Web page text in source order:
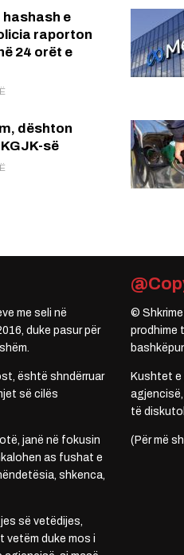
hashash e
raporton
24 orët e
dështon
së
me seli në
duke pasur për
është shndërruar
së cilës
janë në fokusin
as fushat e
shkenca,
së vetëdijes,
vetëm duke mos i
©
prodhime
Kushtet e
të
(Për më